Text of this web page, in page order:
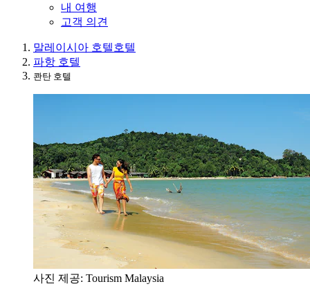
내 여행
고객 의견
말레이시아 호텔호텔
파항 호텔
콴탄 호텔
사진 제공: Tourism Malaysia